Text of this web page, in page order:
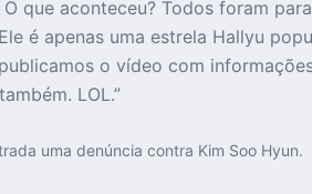
O que aconteceu? Todos foram
é apenas uma estrela Hallyu
o vídeo com
LOL.”
uma denúncia contra Kim Soo Hyun.